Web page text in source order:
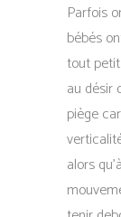
Parfois
bébés
tout
au désir
piège
alors